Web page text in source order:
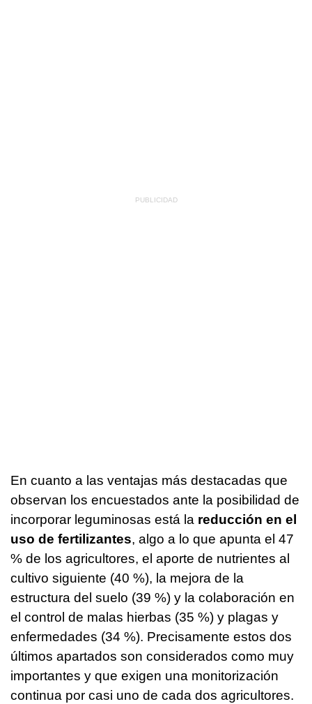
En cuanto a las ventajas más destacadas que
observan los encuestados ante la posibilidad de
incorporar leguminosas está la reducción en el
uso de fertilizantes, algo a lo que apunta el 47
% de los agricultores, el aporte de nutrientes al
cultivo siguiente (40 %), la mejora de la
estructura del suelo (39 %) y la colaboración en
el control de malas hierbas (35 %) y plagas y
enfermedades (34 %). Precisamente estos dos
últimos apartados son considerados como muy
importantes y que exigen una monitorización
continua por casi uno de cada dos agricultores.